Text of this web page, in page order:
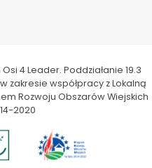
4 Leader. Poddziałanie 19.3
zakresie współpracy z Lokalną
Rozwoju Obszarów Wiejskich
2020